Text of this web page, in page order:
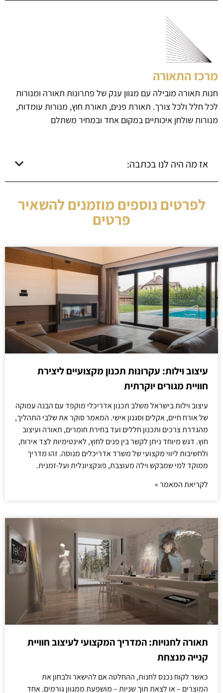
מרכז התאורה
חנות תאורה מובילה עם מגוון ענק של פתרונות תאורה ומנורות
לכל חלל ולכל צורך. תאורת פנים, תאורת חוץ, מנורות עומדות,
מנורות שולחן איכותיים במקום אחד ובמחיר משתלם
אז מה היה לנו בכתבה:
לפרטים נוספים מוזמנים להשאיר
פרטים
עיצוב וילות: עקרונות תכנון מקצועיים ליצירת
חוויית מגורים יוקרתית
עיצוב וילות בישראל משלב תכנון אדריכלי מוקפד עם הבנה עמוקה
של אורח חיים, אקלים וסגנון אישי. המאמר סוקר את שלבי התהליך,
מהגדרת צרכים ותכנון חללים ועד בחירת חומרים, תאורה ועיצוב
חוץ. דגש מיוחד ניתן לקשר בין פנים לחוץ, לאינטימיות לצד אירוח,
ולחשיבות ליווי מקצועי של משרד אדריכלים מנוסה. זהו מדריך
ממוקד למי שמבקש וילה מעוצבת, פונקציונלית ועל-זמנית.
לקריאת המאמר »
תאורה לחנויות: המדריך המקצועי לעיצוב חוויית
קנייה מנצחת
כאשר לקוח נכנס לחנות, ההחלטה אם להישאר ולבחון את
המוצרים – או לצאת תוך שניות – מושפעת ממגוון גורמים. אחד